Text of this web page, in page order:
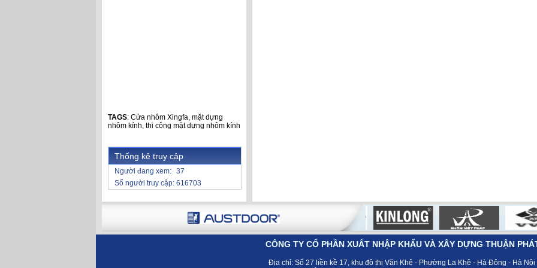
TAGS: Cửa nhôm Xingfa, mặt dựng
nhôm kính, thi công mặt dựng nhôm kính
Thống kê truy cập
Người đang xem: 37
Số người truy cập: 616703
CÔNG TY CỔ PHẦN XUẤT NHẬP KHẨU VÀ XÂY DỰNG THUẬN
Địa chỉ: Số 27 liền kề 17, khu đô thị Văn Khê - Phường La Khê - Hà Đông - Hà Nội